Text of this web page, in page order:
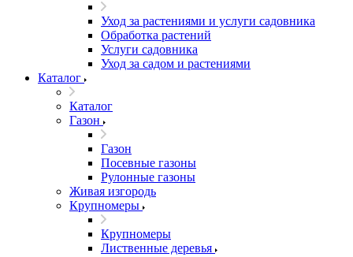
Уход за растениями и услуги садовника
Обработка растений
Услуги садовника
Уход за садом и растениями
Каталог
Каталог
Газон
Газон
Посевные газоны
Рулонные газоны
Живая изгородь
Крупномеры
Крупномеры
Лиственные деревья